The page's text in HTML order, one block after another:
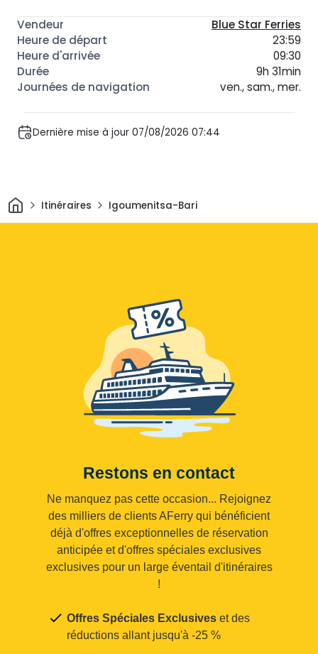
Blue Star Ferries
23:59
09:30
9h 31min
ven., sam., mer.
Dernière mise à jour 07/08/2026 07:44
Maison
Itinéraires Igoumenitsa-Bari
Restons en contact
Ne manquez pas cette occasion... Rejoignez
des milliers de clients AFerry qui bénéficient
déjà d'offres exceptionnelles de réservation
anticipée et d'offres spéciales exclusives
exclusives pour un large éventail d'itinéraires
!
Offres Spéciales Exclusives et des
réductions allant jusqu'à -25 %